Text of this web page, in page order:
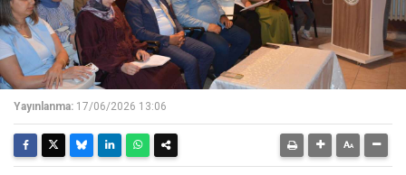
Yayınlanma: 17/06/2026 13:06